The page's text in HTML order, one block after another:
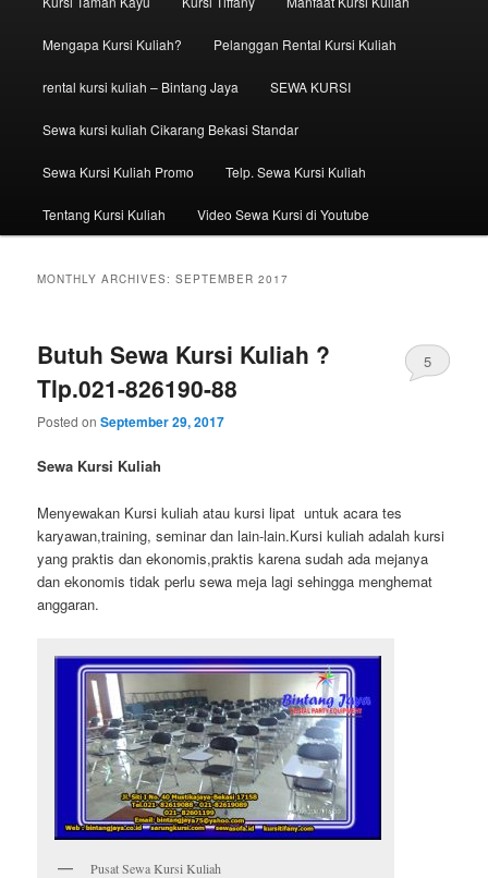
Mengapa Kursi Kuliah? Pelanggan Rental Kursi Kuliah
rental kursi kuliah – Bintang Jaya SEWA KURSI
Sewa kursi kuliah Cikarang Bekasi Standar
Sewa Kursi Kuliah Promo Telp. Sewa Kursi Kuliah
Tentang Kursi Kuliah Video Sewa Kursi di Youtube
MONTHLY ARCHIVES:SEPTEMBER 2017
Butuh Sewa Kursi Kuliah ?
Tlp.021-826190-88
Posted onSeptember 29, 2017
5
Sewa Kursi Kuliah
Menyewakan Kursi kuliah atau kursi lipat untuk acara tes
karyawan,training, seminar dan lain-lain.Kursi kuliah adalah kursi
yang praktis dan ekonomis,praktis karena sudah ada mejanya
dan ekonomis tidak perlu sewa meja lagi sehingga menghemat
anggaran.
Pusat Sewa Kursi Kuliah